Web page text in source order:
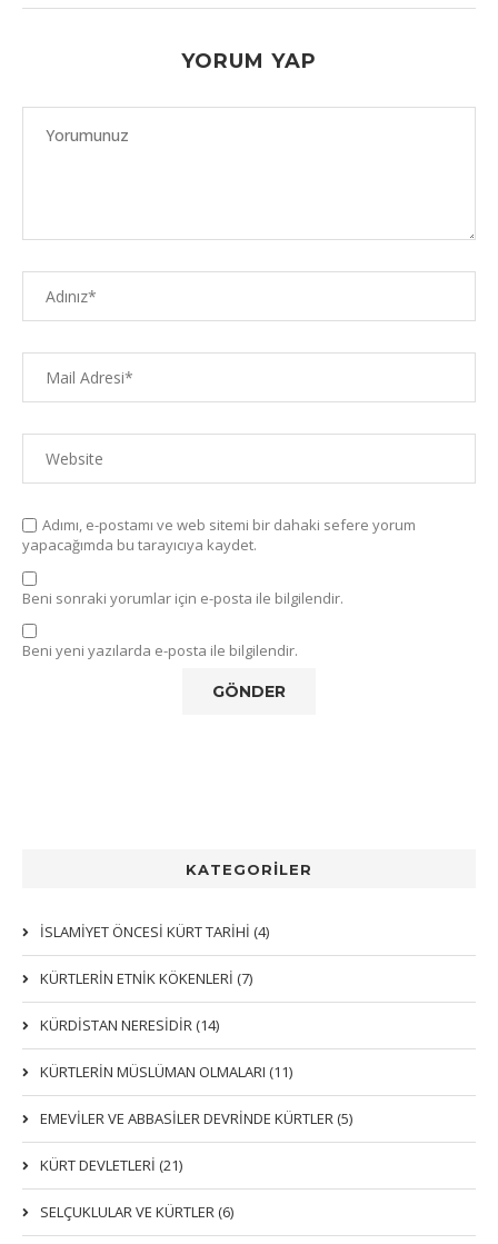
YORUM YAP
Adımı, e-postamı ve web sitemi bir dahaki sefere yorum
yapacağımda bu tarayıcıya kaydet.
Beni sonraki yorumlar için e-posta ile bilgilendir.
Beni yeni yazılarda e-posta ile bilgilendir.
KATEGORİLER
İSLAMİYET ÖNCESİ KÜRT TARİHİ (4)
KÜRTLERIN ETNIK KÖKENLERI (7)
KÜRDİSTAN NERESİDİR (14)
KÜRTLERİN MÜSLÜMAN OLMALARI (11)
EMEVİLER VE ABBASİLER DEVRİNDE KÜRTLER (5)
KÜRT DEVLETLERİ (21)
SELÇUKLULAR VE KÜRTLER (6)